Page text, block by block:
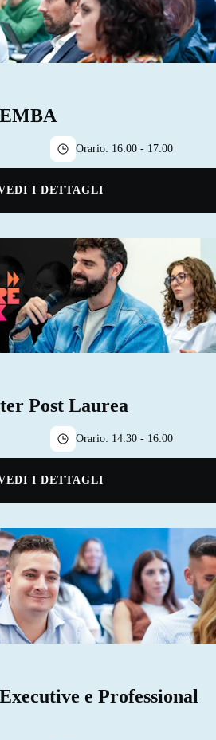
Orario: 16:00 - 17:00
I DETTAGLI
Post Laurea
Orario: 14:30 - 16:00
I DETTAGLI
e Professional